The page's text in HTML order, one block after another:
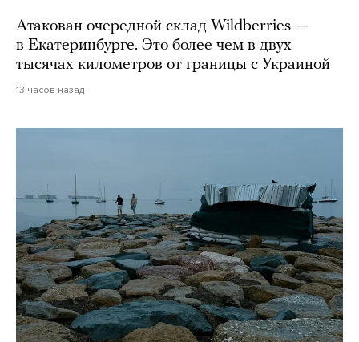
Атакован очередной склад Wildberries —
в Екатеринбурге. Это более чем в двух
тысячах километров от границы с Украиной
13 часов назад